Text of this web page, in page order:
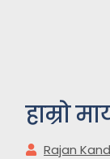
हाम्रो
Rajan